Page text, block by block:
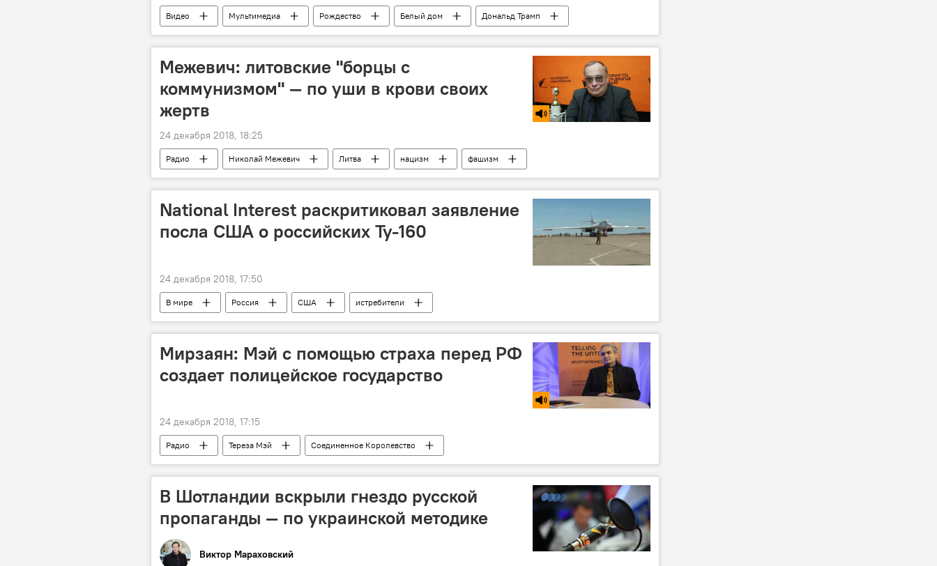
Видео Мультимедиа Рождество Белый дом
Дональд Трамп
Russia Today
Межевич: литовские "борцы с
коммунизмом" — по уши в крови своих
жертв
24 декабря 2018, 18:25
Радио Николай Межевич Литва нацизм фашизм
National Interest раскритиковал заявление
посла США о российских Ту-160
24 декабря 2018, 17:50
В мире Россия США истребители
Мирзаян: Мэй с помощью страха перед РФ
создает полицейское государство
24 декабря 2018, 17:15
Радио Тереза Мэй Соединенное Королевство
В Шотландии вскрыли гнездо русской
пропаганды — по украинской методике
Виктор Мараховский